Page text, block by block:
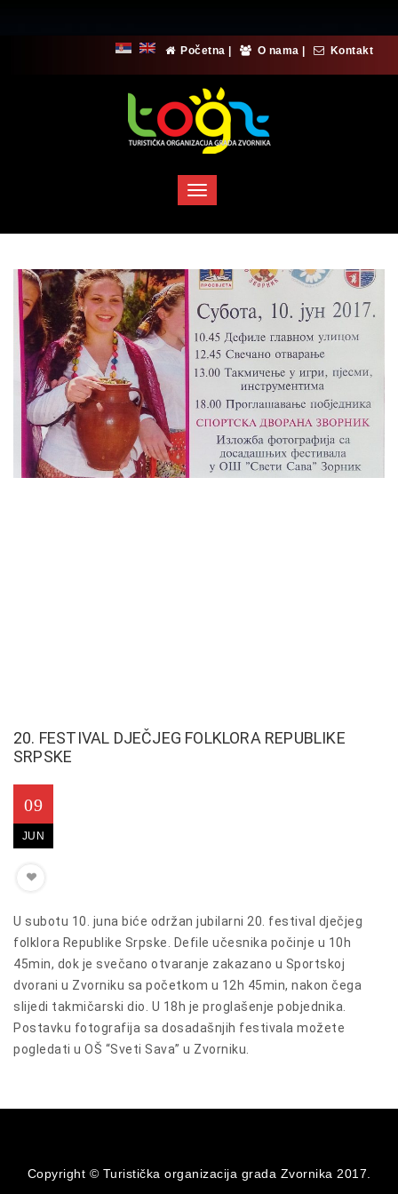
Početna O nama Kontakt
Toggle
20. FESTIVAL DJEČJEG FOLKLORA REPUBLIKE
SRPSKE
09
JUN
U subotu 10. juna biće održan jubilarni 20. festival dječjeg
folklora Republike Srpske. Defile učesnika počinje u 10h
45min, dok je svečano otvaranje zakazano u Sportskoj
dvorani u Zvorniku sa početkom u 12h 45min, nakon čega
slijedi takmičarski dio. U 18h je proglašenje pobjednika.
Postavku fotografija sa dosadašnjih festivala možete
pogledati u OŠ “Sveti Sava” u Zvorniku.
Copyright © Turistička organizacija grada Zvornika 2017.